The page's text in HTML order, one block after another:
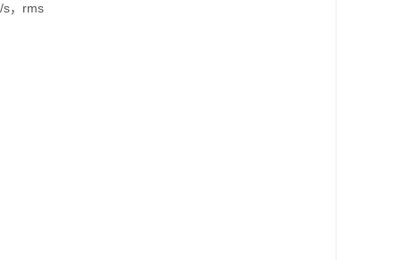
s，rms